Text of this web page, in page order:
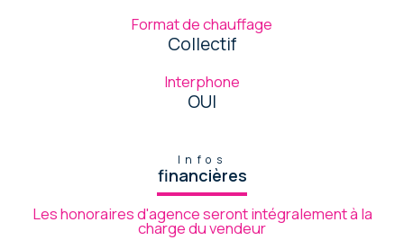
Format de chauffage
Collectif
Interphone
OUI
Infos
financières
Les honoraires d'agence seront intégralement à la
charge du vendeur